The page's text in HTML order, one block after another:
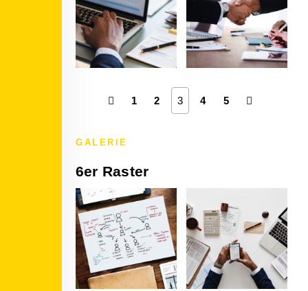
1 2 3 4 5
GALERIE
6er Raster